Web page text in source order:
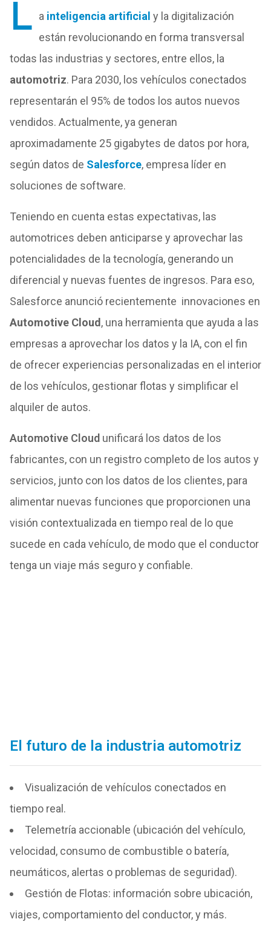
L a inteligencia artificial y la digitalización
están revolucionando en forma transversal
todas las industrias y sectores, entre ellos, la
automotriz. Para 2030, los vehículos conectados
representarán el 95% de todos los autos nuevos
vendidos. Actualmente, ya generan
aproximadamente 25 gigabytes de datos por hora,
según datos de Salesforce, empresa líder en
soluciones de software.
Teniendo en cuenta estas expectativas, las
automotrices deben anticiparse y aprovechar las
potencialidades de la tecnología, generando un
diferencial y nuevas fuentes de ingresos. Para eso,
Salesforce anunció recientemente innovaciones en
Automotive Cloud , una herramienta que ayuda a las
empresas a aprovechar los datos y la IA, con el fin
de ofrecer experiencias personalizadas en el interior
de los vehículos, gestionar flotas y simplificar el
alquiler de autos.
Automotive Cloud unificará los datos de los
fabricantes, con un registro completo de los autos y
servicios, junto con los datos de los clientes, para
alimentar nuevas funciones que proporcionen una
visión contextualizada en tiempo real de lo que
sucede en cada vehículo, de modo que el conductor
tenga un viaje más seguro y confiable.
El futuro de la industria automotriz
Visualización de vehículos conectados en
tiempo real.
Telemetría accionable (ubicación del vehículo,
velocidad, consumo de combustible o batería,
neumáticos, alertas o problemas de seguridad).
Gestión de Flotas: información sobre ubicación,
viajes, comportamiento del conductor, y más.